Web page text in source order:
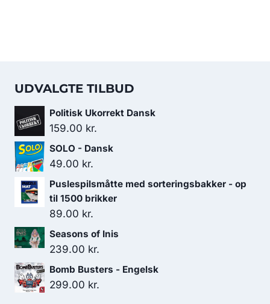
UDVALGTE TILBUD
Politisk Ukorrekt Dansk
159.00 kr.
SOLO - Dansk
49.00 kr.
Puslespilsmåtte med sorteringsbakker - op
til 1500 brikker
89.00 kr.
Seasons of Inis
239.00 kr.
Bomb Busters - Engelsk
299.00 kr.